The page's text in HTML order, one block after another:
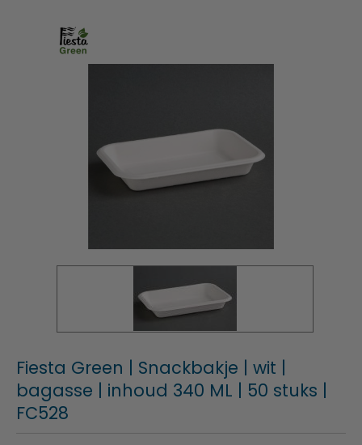
Fiesta Green | Snackbakje | wit |
bagasse | inhoud 340 ML | 50 stuks |
FC528